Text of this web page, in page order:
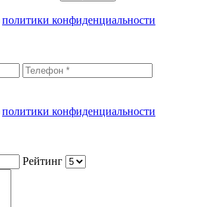
политики конфиденциальности
политики конфиденциальности
Рейтинг